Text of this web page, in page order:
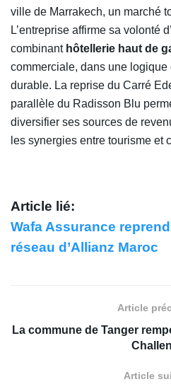
ville de Marrakech, un marché
L’entreprise affirme sa volonté
combinant hôtellerie haut de
commerciale, dans une
durable. La reprise du Carré
parallèle du Radisson Blu
diversifier ses sources de
les synergies entre tourisme et
Article lié:
Wafa Assurance
réseau d’Allianz Maroc
Article
La commune de Tanger
Article